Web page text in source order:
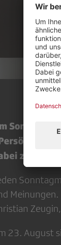
Sonntag,
zu sein.
Meinungen.
23. August